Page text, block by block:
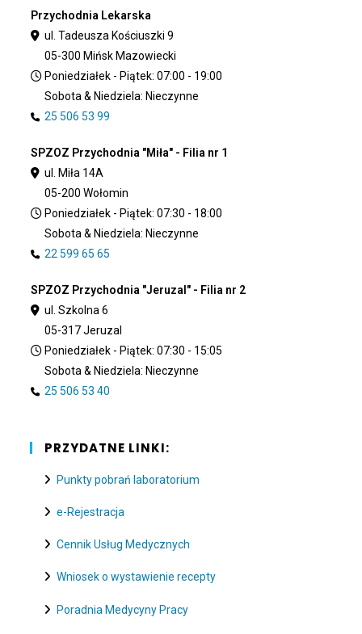
Przychodnia Lekarska
ul. Tadeusza Kościuszki 9
05-300 Mińsk Mazowiecki
Poniedziałek - Piątek: 07:00 - 19:00
Sobota & Niedziela: Nieczynne
25 506 53 99
SPZOZ Przychodnia "Miła" - Filia nr 1
ul. Miła 14A
05-200 Wołomin
Poniedziałek - Piątek: 07:30 - 18:00
Sobota & Niedziela: Nieczynne
22 599 65 65
SPZOZ Przychodnia "Jeruzal" - Filia nr 2
ul. Szkolna 6
05-317 Jeruzal
Poniedziałek - Piątek: 07:30 - 15:05
Sobota & Niedziela: Nieczynne
25 506 53 40
PRZYDATNE LINKI:
Punkty pobrań laboratorium
e-Rejestracja
Cennik Usług Medycznych
Wniosek o wystawienie recepty
Poradnia Medycyny Pracy